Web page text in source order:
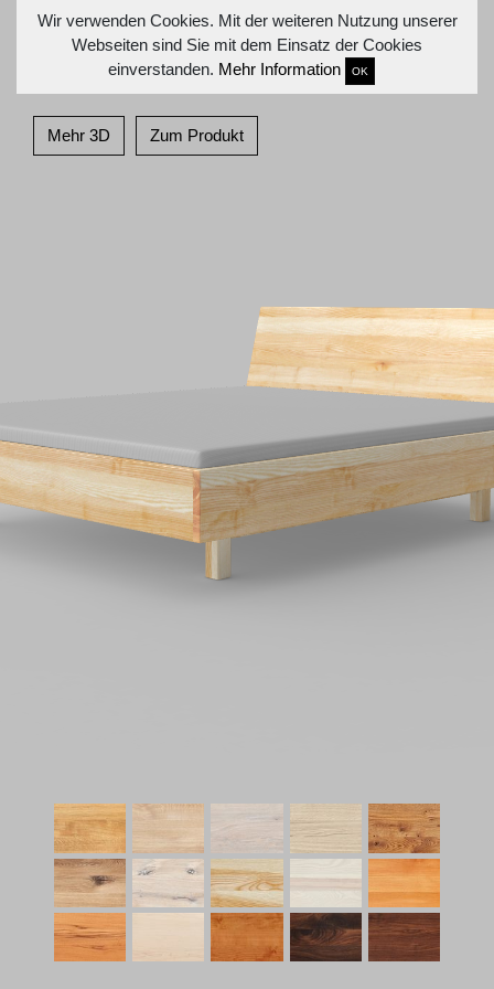
Wir verwenden Cookies. Mit der weiteren Nutzung unserer
Webseiten sind Sie mit dem Einsatz der Cookies
einverstanden. Mehr Information OK
Mehr 3D Zum Produkt